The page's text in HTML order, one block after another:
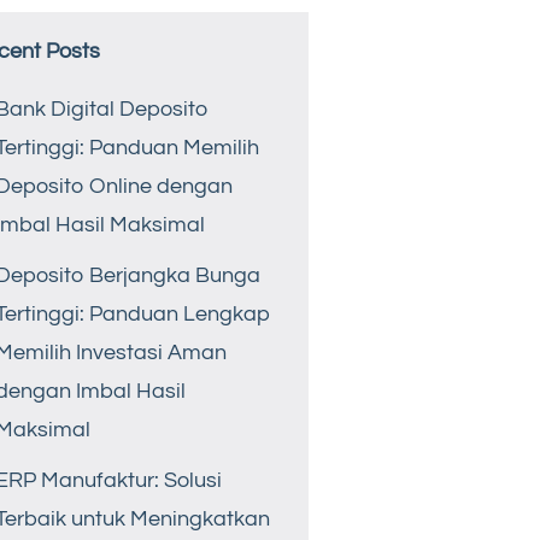
Posts
Digital Deposito
Panduan Memilih
Online dengan
Hasil Maksimal
Berjangka Bunga
Panduan Lengkap
Investasi Aman
Imbal Hasil
Manufaktur: Solusi
untuk Meningkatkan